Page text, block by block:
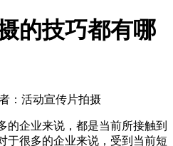
的技巧都有哪
：活动宣传片拍摄
的企业来说，都是当前所接触到
于很多的企业来说，受到当前短